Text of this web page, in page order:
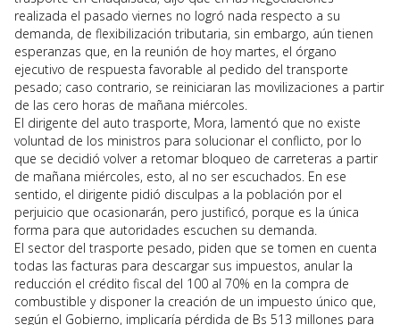
realizada el pasado viernes no logró nada respecto a su
demanda, de flexibilización tributaria, sin embargo, aún tienen
esperanzas que, en la reunión de hoy martes, el órgano
ejecutivo de respuesta favorable al pedido del transporte
pesado; caso contrario, se reiniciaran las movilizaciones a partir
de las cero horas de mañana miércoles.
El dirigente del auto trasporte, Mora, lamentó que no existe
voluntad de los ministros para solucionar el conflicto, por lo
que se decidió volver a retomar bloqueo de carreteras a partir
de mañana miércoles, esto, al no ser escuchados. En ese
sentido, el dirigente pidió disculpas a la población por el
perjuicio que ocasionarán, pero justificó, porque es la única
forma para que autoridades escuchen su demanda.
El sector del trasporte pesado, piden que se tomen en cuenta
todas las facturas para descargar sus impuestos, anular la
reducción el crédito fiscal del 100 al 70% en la compra de
combustible y disponer la creación de un impuesto único que,
según el Gobierno, implicaría pérdida de Bs 513 millones para